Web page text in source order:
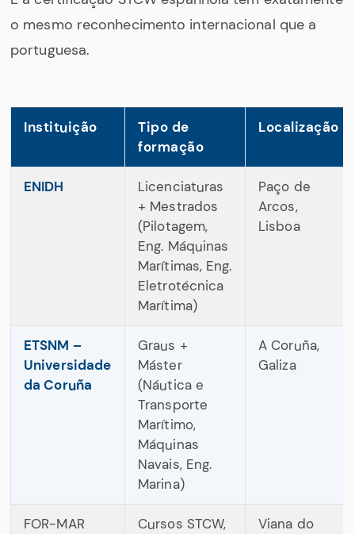
o mesmo reconhecimento internacional que a
portuguesa.
Instituição
Tipo de
formação
Localização
ENIDH
Licenciaturas
+ Mestrados
(Pilotagem,
Eng. Máquinas
Marítimas, Eng.
Eletrotécnica
Marítima)
Paço de
Arcos,
Lisboa
ETSNM –
Universidade
da Coruña
Graus +
Máster
(Náutica e
Transporte
Marítimo,
Máquinas
Navais, Eng.
Marina)
A Coruña,
Galiza
FOR-MAR
Cursos STCW,
Viana do